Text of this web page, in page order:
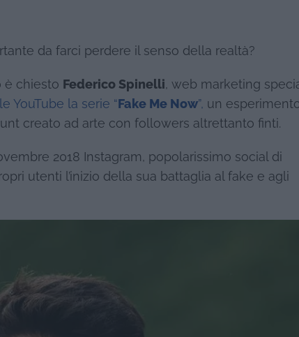
da farci perdere il senso della realtà?
è chiesto Federico Spinelli, web marketing
YouTube la serie “ Fake Me Now”, un
creato ad arte con followers altrettanto finti.
2018 Instagram, popolarissimo social di
utenti l’inizio della sua battaglia al fake e agli